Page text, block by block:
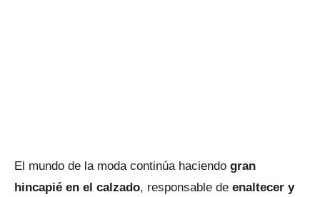
El mundo de la moda continúa haciendo gran
hincapié en el calzado, responsable de enaltecer y